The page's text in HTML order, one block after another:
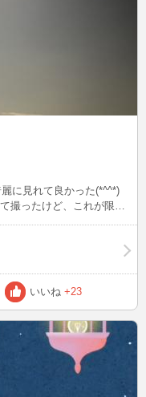
に見れて良かった(*^^*)
いいね +23